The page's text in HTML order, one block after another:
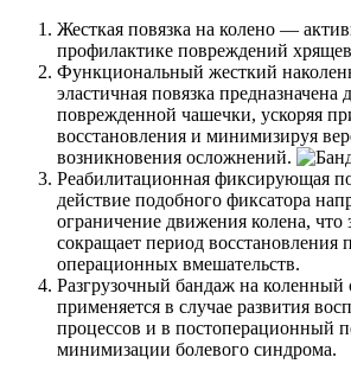
Жесткая повязка на колено —
профилактике повреждений
Функциональный жесткий
эластичная повязка предназначена
поврежденной чашечки, ускоряя
восстановления и минимизируя
возникновения осложнений.
Реабилитационная фиксирующая
действие подобного фиксатора
ограничение движения колена, что
сокращает период восстановления
операционных вмешательств.
Разгрузочный бандаж на
применяется в случае развития
процессов и в постоперационный
минимизации болевого синдрома.